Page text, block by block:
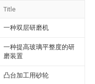
Title
一种双层研磨机
一种提高玻璃平整度的研
磨装置
凸台加工用砂轮